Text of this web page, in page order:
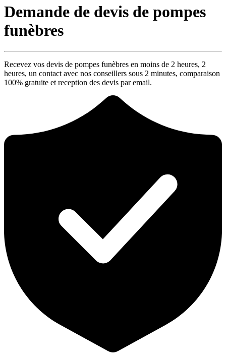
Demande de devis de pompes
funèbres
Recevez vos devis de pompes funèbres en moins de 2 heures, 2
heures, un contact avec nos conseillers sous 2 minutes, comparaison
100% gratuite et reception des devis par email.